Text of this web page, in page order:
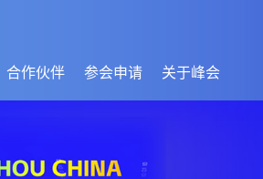
合作伙伴 参会申请 关于峰会